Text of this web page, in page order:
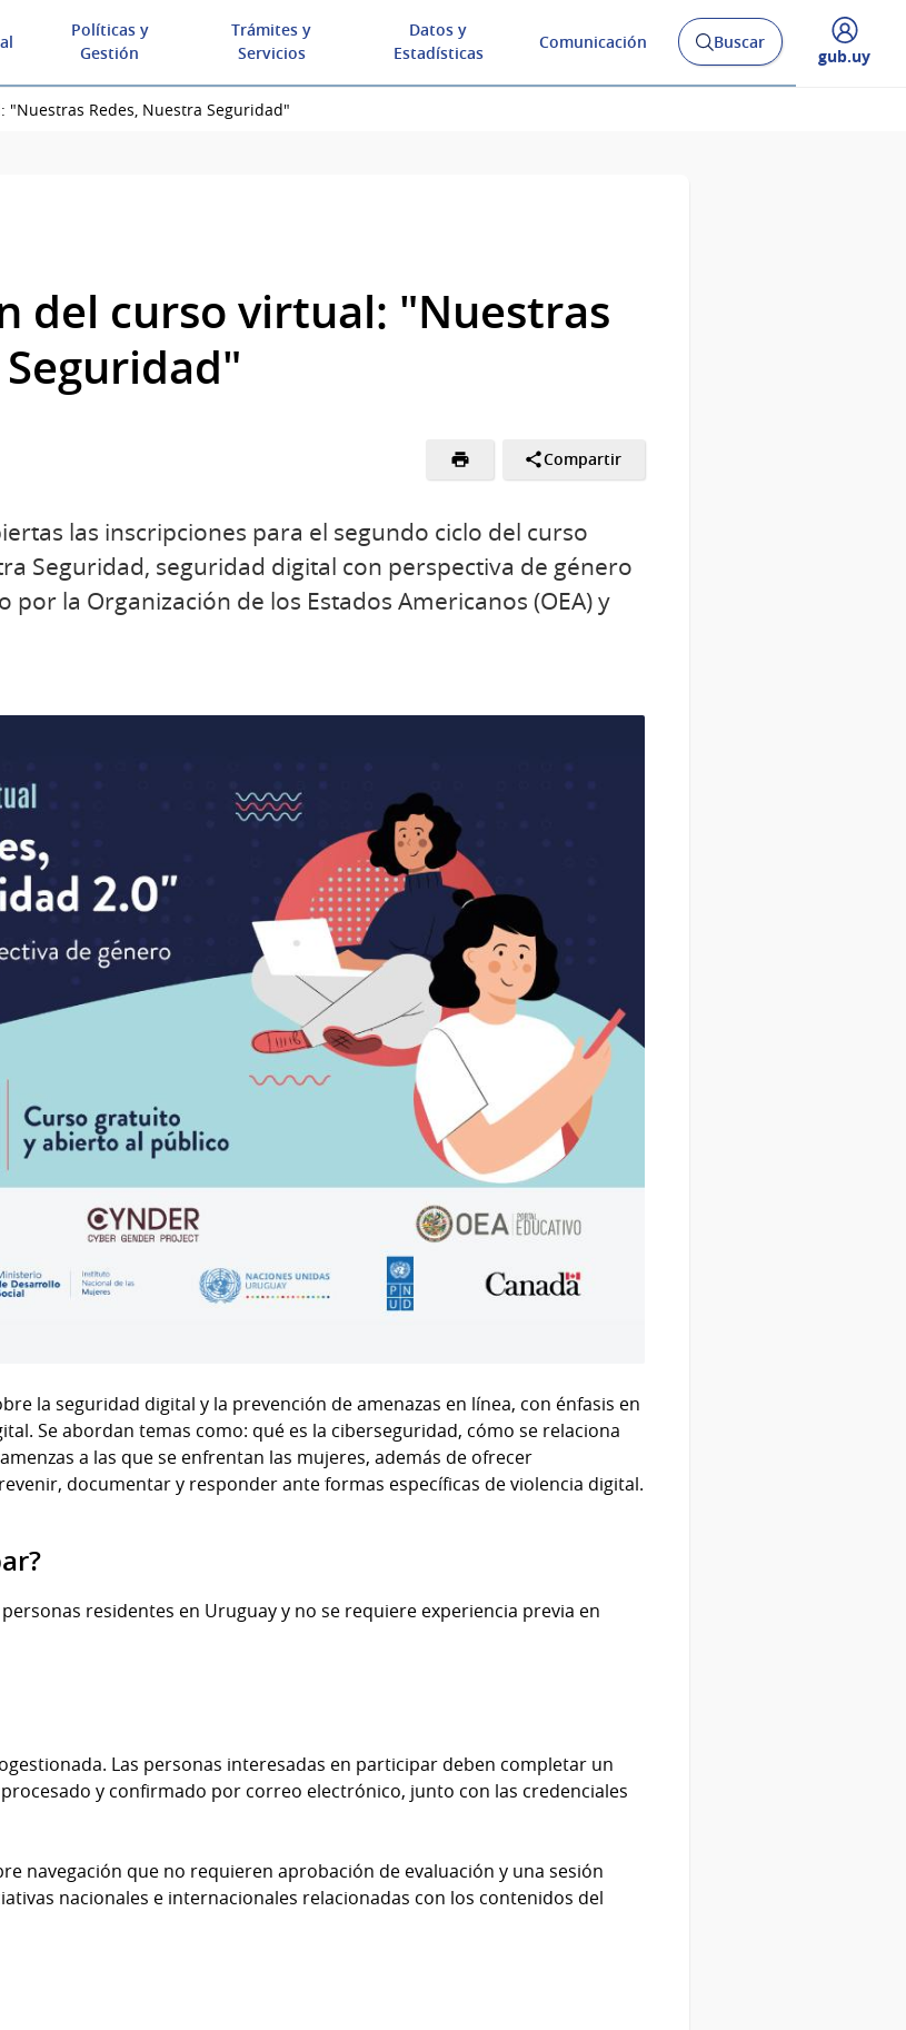
Políticas y
Gestión
Trámites y
Servicios
Datos y
Estadísticas
Comunicación
AbrirBuscar
Desplegar
gub.uy
"Nuestras Redes, Nuestra Seguridad"
del curso virtual: "Nuestras
Compartir
las inscripciones para el segundo ciclo del curso
Seguridad, seguridad digital con perspectiva de género
la Organización de los Estados Americanos (OEA) y
la seguridad digital y la prevención de amenazas en línea, con énfasis en
Se abordan temas como: qué es la ciberseguridad, cómo se relaciona
a las que se enfrentan las mujeres, además de ofrecer
documentar y responder ante formas específicas de violencia digital.
residentes en Uruguay y no se requiere experiencia previa en
Las personas interesadas en participar deben completar un
y confirmado por correo electrónico, junto con las credenciales
navegación que no requieren aprobación de evaluación y una sesión
nacionales e internacionales relacionadas con los contenidos del